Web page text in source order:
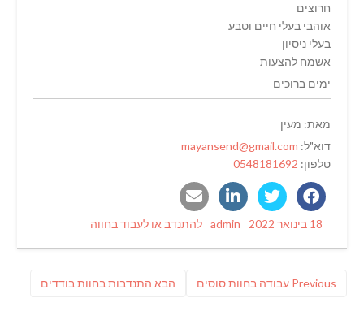
חרוצים
אוהבי בעלי חיים וטבע
בעלי ניסיון
אשמח להצעות
ימים ברוכים
מאת: מעין
דוא"ל: mayansend@gmail.com
טלפון: 0548181692
Posted
18 בינואר 2022 Author
admin
Categories
להתנדב או לעבוד בחווה
Previous
Previous
עבודה בחוות סוסים הבא פוסט
התנדבות בחוות בודדים